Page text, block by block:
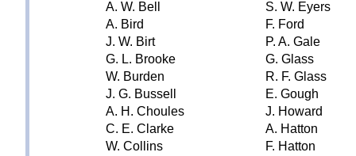
A. W. Bell
S. W. Eyers
A. Bird
F. Ford
J. W. Birt
P. A. Gale
G. L. Brooke
G. Glass
W. Burden
R. F. Glass
J. G. Bussell
E. Gough
A. H. Choules
J. Howard
C. E. Clarke
A. Hatton
W. Collins
F. Hatton